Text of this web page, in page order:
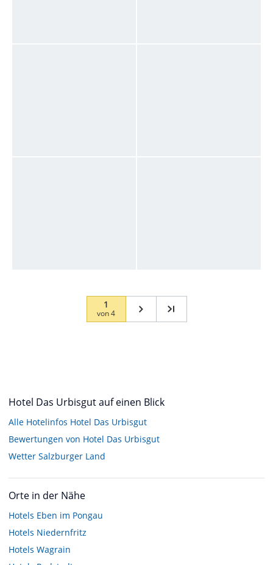
1
von4
Hotel Das Urbisgut auf einen Blick
Alle Hotelinfos Hotel Das Urbisgut
Bewertungen von Hotel Das Urbisgut
Wetter Salzburger Land
Orte in der Nähe
Hotels Eben im Pongau
Hotels Niedernfritz
Hotels Wagrain